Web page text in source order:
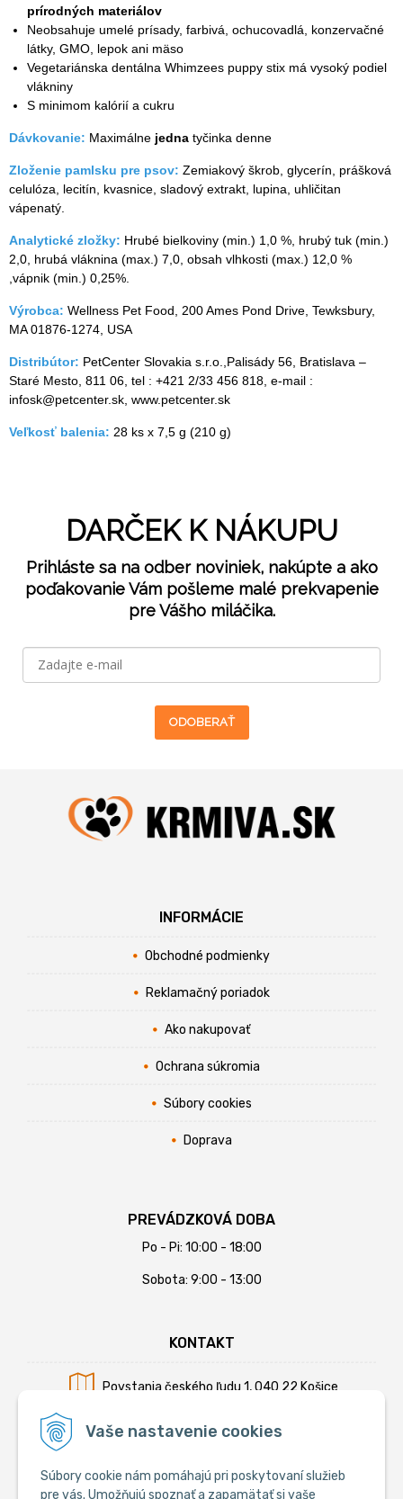
Vaše nastavenie cookies
Súbory cookie nám pomáhajú pri poskytovaní služieb
pre vás. Umožňujú spoznať a zapamätať si vaše
prírodných materiálov
Neobsahuje umelé prísady, farbivá, ochucovadlá, konzervačné
látky, GMO, lepok ani mäso
Vegetariánska dentálna Whimzees puppy stix má vysoký podiel
vlákniny
S minimom kalórií a cukru
Dávkovanie: Maximálne jedna tyčinka denne
Zloženie pamlsku pre psov: Zemiakový škrob, glycerín, prášková
celulóza, lecitín, kvasnice, sladový extrakt, lupina, uhličitan
vápenatý.
Analytické zložky: Hrubé bielkoviny (min.) 1,0 %, hrubý tuk (min.)
2,0, hrubá vláknina (max.) 7,0, obsah vlhkosti (max.) 12,0 %
,vápnik (min.) 0,25%.
Výrobca: Wellness Pet Food, 200 Ames Pond Drive, Tewksbury,
MA 01876-1274, USA
Distribútor: PetCenter Slovakia s.r.o.,Palisády 56, Bratislava –
Staré Mesto, 811 06, tel : +421 2/33 456 818, e-mail :
infosk@petcenter.sk, www.petcenter.sk
Veľkosť balenia: 28 ks x 7,5 g (210 g)
DARČEK K NÁKUPU
Prihláste sa na odber noviniek, nakúpte a ako
poďakovanie Vám pošleme malé prekvapenie
pre Vášho miláčika.
ODOBERAŤ
INFORMÁCIE
Obchodné podmienky
Reklamačný poriadok
Ako nakupovať
Ochrana súkromia
Súbory cookies
Doprava
PREVÁDZKOVÁ DOBA
Po - Pi: 10:00 - 18:00
Sobota: 9:00 - 13:00
KONTAKT
Povstania českého ľudu 1, 040 22 Košice
Mobil:+421 902 794 355
E-mail:info@krmiva.sk